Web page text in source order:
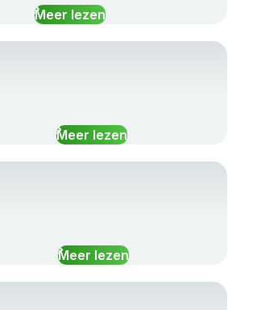
Meer lezen
Meer lezen
Meer lezen